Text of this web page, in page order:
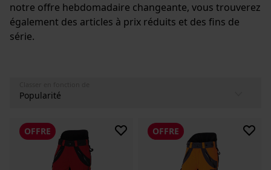
notre offre hebdomadaire changeante, vous trouverez
également des articles à prix réduits et des fins de
série.
OFFRE OFFRE